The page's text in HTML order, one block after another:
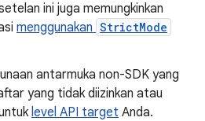
ini juga memungkinkan
menggunakan StrictMode
antarmuka non-SDK yang
yang tidak diizinkan atau
level API target Anda.